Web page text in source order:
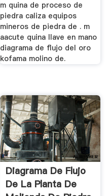
m quina de proceso de
piedra caliza equipos
mineros de piedra de . m
aacute quina llave en mano
diagrama de flujo del oro
kofama molino de.
Diagrama De Flujo
De La Planta De